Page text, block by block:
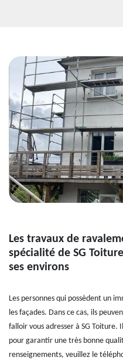
Les travaux de
spécialité de SG
ses environs
Les personnes qui possèdent un
les façades. Dans ce cas, ils
falloir vous adresser à SG Toiture.
pour garantir une très bonne
renseignements, veuillez le